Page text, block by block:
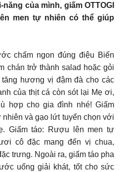
của mình, giấm OTTOGI
men tự nhiên có thể giúp
chấm ngon đúng điệu Biến
chán trở thành salad hoặc gỏi
hương vị đậm đà cho các
của thịt cá còn sót lại Mẹ ơi,
hợp cho gia đình nhé! Giấm
và gạo lứt tuyển chọn với
Giấm táo: Rượu lên men tự
cô đặc mang đến vị chua,
trưng. Ngoài ra, giấm táo pha
uống giải khát, tốt cho sức